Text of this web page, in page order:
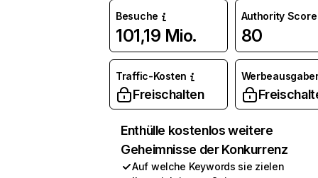
Besuche
101,19 Mio.
Authority Score
80
Traffic-Kosten
Freischalten
Enthülle kostenlos weitere
Geheimnisse der Konkurrenz
Auf welche Keywords sie zielen